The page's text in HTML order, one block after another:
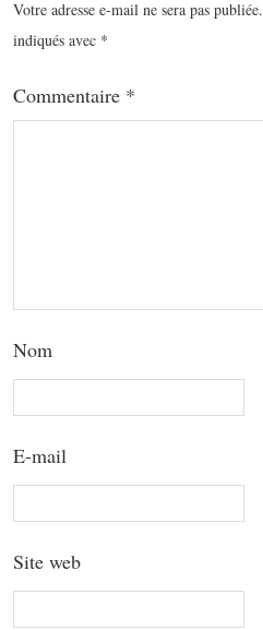
Votre adresse e-mail ne sera pas publiée.
indiqués avec *
Commentaire *
Nom
E-mail
Site web